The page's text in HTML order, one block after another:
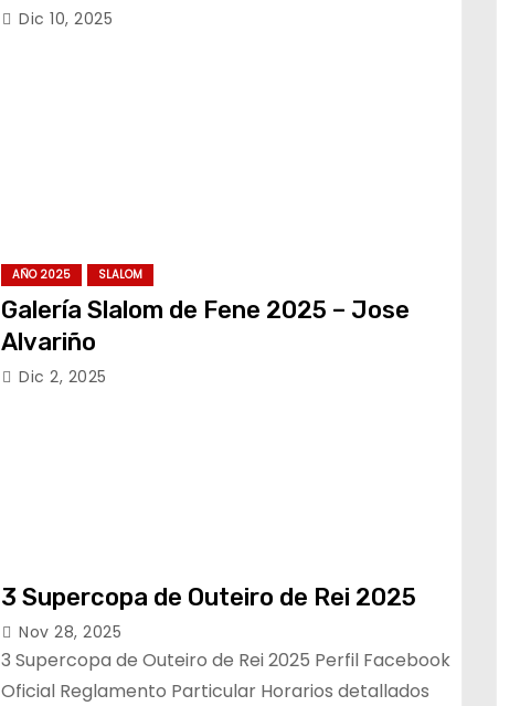
Dic 10, 2025
AÑO 2025 SLALOM
Galería Slalom de Fene 2025 – Jose
Alvariño
Dic 2, 2025
3 Supercopa de Outeiro de Rei 2025
Nov 28, 2025
3 Supercopa de Outeiro de Rei 2025 Perfil Facebook
Oficial Reglamento Particular Horarios detallados